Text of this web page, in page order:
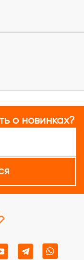
о новинках?